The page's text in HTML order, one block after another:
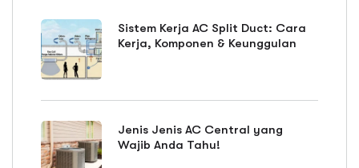
Sistem Kerja AC Split Duct: Cara
Kerja, Komponen & Keunggulan
Jenis Jenis AC Central yang
Wajib Anda Tahu!